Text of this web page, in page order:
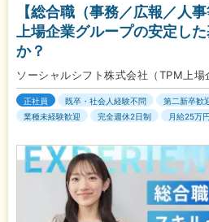
【総合職（事務／広報／人
上場企業グループの安定し
か？
ソーシャルシフト株式会社（TPM上場
正社員 既卒・社会人経験不問 第二新卒歓
業種未経験歓迎
完全週休2日制 月給25万